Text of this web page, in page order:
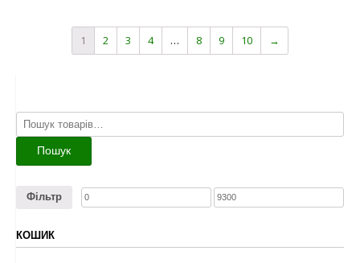
1 2 3 4 … 8 9 10 →
Шукати:
Пошук
Фільтр
КОШИК